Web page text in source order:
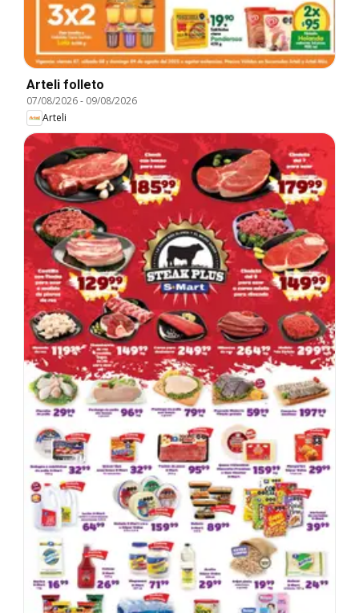
Arteli folleto
07/08/2026- 09/08/2026
Arteli